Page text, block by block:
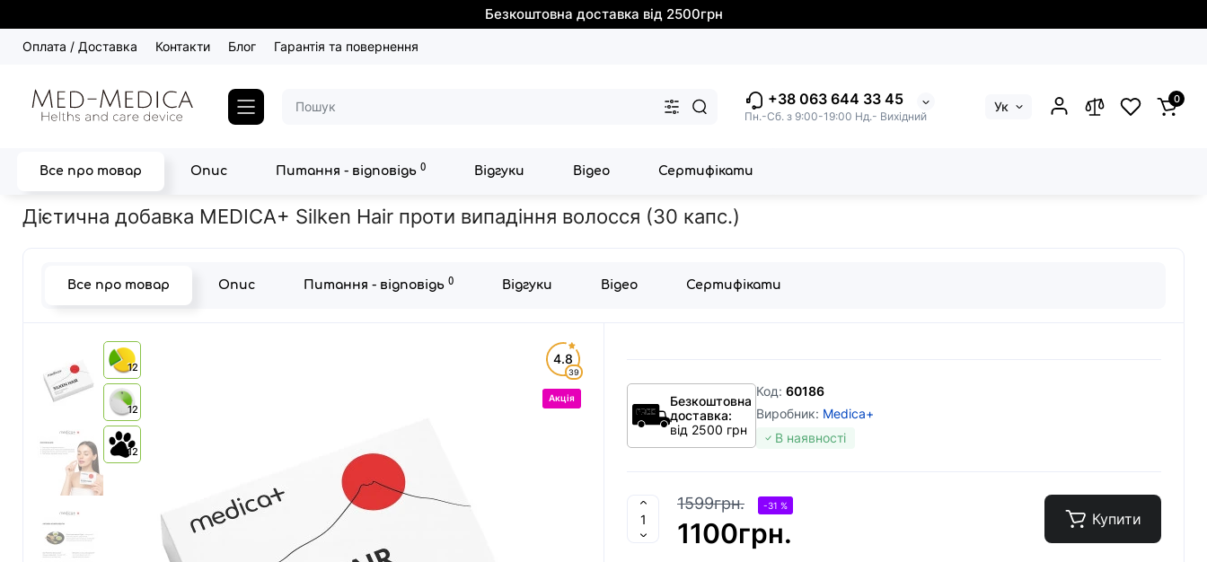
Безкоштовна доставка від 2500грн
Оплата / Доставка Контакти Блог Гарантія та повернення
+38 063 644 33 45
Пн.-Сб. з 9:00-19:00 Нд.- Вихідний
Ук 0
Все про товар Опис Питання - відповідь 0 Відгуки Відео Сертифікати
Головна БАДи Дієтична добавка MEDICA+ Silken Hair проти випадіння волосся (30 капс.)
Дієтична добавка MEDICA+ Silken Hair проти випадіння волосся (30 капс.)
Все про товар Опис Питання - відповідь 0 Відгуки Відео Сертифікати
12
12
12
4.8
39
Акція
Безкоштовна
доставка:
від 2500 грн
Код: 60186
Виробник: Medica+
В наявності
1599грн. -31 %
1100грн. Купити